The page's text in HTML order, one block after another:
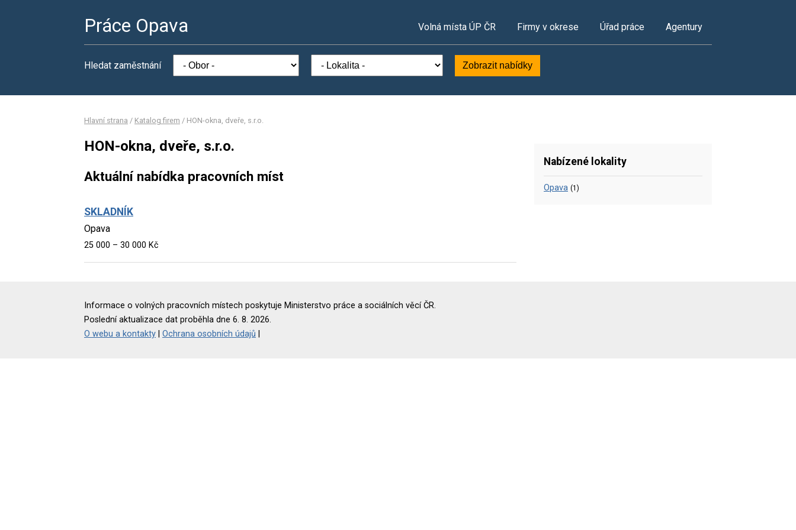
Práce Opava Volná místa ÚP ČR Firmy v okrese Úřad práce Agentury
Hledat zaměstnání Zobrazit nabídky
Hlavní strana / Katalog firem / HON-okna, dveře, s.r.o.
HON-okna, dveře, s.r.o.
Aktuální nabídka pracovních míst
SKLADNÍK
Opava
25 000 – 30 000 Kč
Nabízené lokality
Opava (1)
Informace o volných pracovních místech poskytuje Ministerstvo práce a sociálních věcí ČR.
Poslední aktualizace dat proběhla dne 6. 8. 2026.
O webu a kontakty
Ochrana osobních údajů